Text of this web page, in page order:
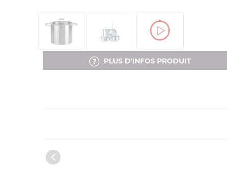
PLUS D'INFOS PRODUIT